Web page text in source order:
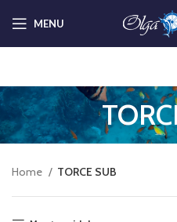
MENU
Home TORCE SUB